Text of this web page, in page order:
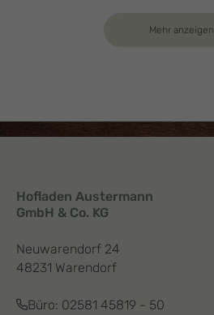
Mehr anzeigen
Hofladen Austermann
GmbH & Co. KG
Neuwarendorf 24
48231 Warendorf
Büro: 02581 45819 - 50